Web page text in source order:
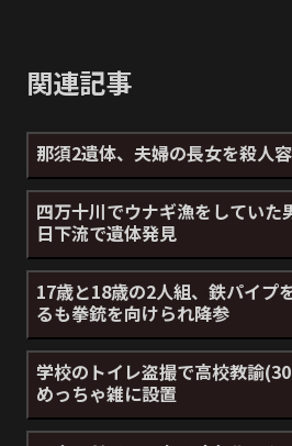
関連記事
那須2遺体、夫婦の長女を殺人
四万十川でウナギ漁をしてい
日下流で遺体発見
17歳と18歳の2人組、鉄パイプ
るも拳銃を向けられ降参
学校のトイレ盗撮で高校教諭
めっちゃ雑に設置